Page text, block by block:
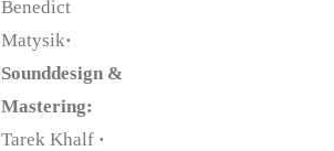
Benedict
Matysik·
Sounddesign &
Mastering:
Tarek Khalf·